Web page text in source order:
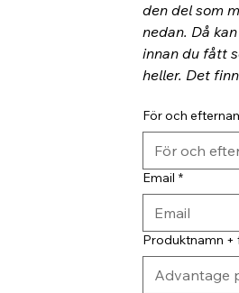
den del som
nedan. Då
innan du fått
heller. Det
För och
Email *
Produktnamn +